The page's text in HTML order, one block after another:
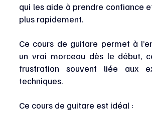
qui les aide à prendre confiance
plus rapidement.
Ce cours de guitare permet à
un vrai morceau dès le début,
frustration souvent liée aux
techniques.
Ce cours de guitare est idéal :